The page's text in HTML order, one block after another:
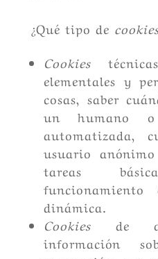
¿Qué tipo de
Cookies
elementales y
cosas, saber
un humano
automatizada,
usuario
tareas
dinámica.
Cookies
de
información